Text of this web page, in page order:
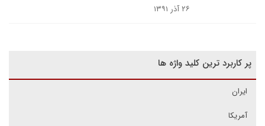
۲۶ آذر ۱۳۹۱
پر کاربرد ترین کلید واژه ها
ایران
آمریکا